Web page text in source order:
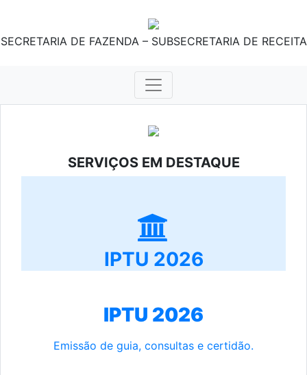
SECRETARIA DE FAZENDA – SUBSECRETARIA DE RECEITA
SERVIÇOS EM DESTAQUE
IPTU 2026
IPTU 2026
Emissão de guia, consultas e certidão.